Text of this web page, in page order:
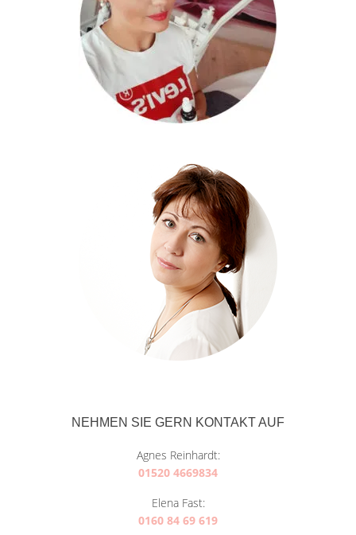
NEHMEN SIE GERN KONTAKT AUF
Agnes Reinhardt:
01520 4669834
Elena Fast:
0160 84 69 619